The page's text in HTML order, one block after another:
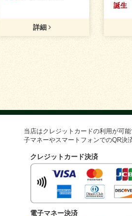
詳細
誕生
当店はクレジットカードの利用が可
子マネーやスマートフォンでのQR決
クレジットカード決済
電子マネー決済